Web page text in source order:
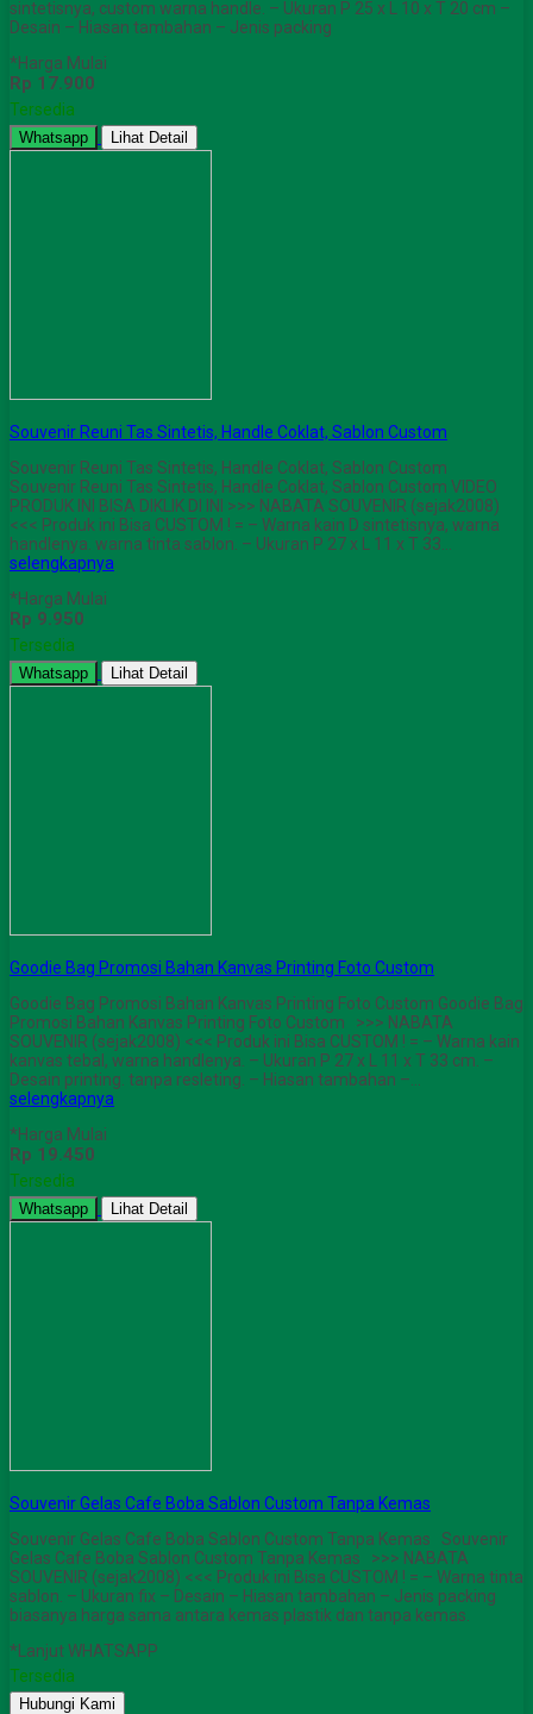
sintetisnya, custom warna handle. – Ukuran P 25 x L 10 x T 20 cm –
Desain – Hiasan tambahan – Jenis packing
*Harga Mulai
Rp 17.900
Tersedia
Whatsapp Lihat Detail
Souvenir Reuni Tas Sintetis, Handle Coklat, Sablon Custom
Souvenir Reuni Tas Sintetis, Handle Coklat, Sablon Custom
Souvenir Reuni Tas Sintetis, Handle Coklat, Sablon Custom VIDEO
PRODUK INI BISA DIKLIK DI INI >>> NABATA SOUVENIR (sejak2008)
<<< Produk ini Bisa CUSTOM ! = – Warna kain D sintetisnya, warna
handlenya. warna tinta sablon. – Ukuran P 27 x L 11 x T 33…
selengkapnya
*Harga Mulai
Rp 9.950
Tersedia
Whatsapp Lihat Detail
Goodie Bag Promosi Bahan Kanvas Printing Foto Custom
Goodie Bag Promosi Bahan Kanvas Printing Foto Custom Goodie Bag
Promosi Bahan Kanvas Printing Foto Custom >>> NABATA
SOUVENIR (sejak2008) <<< Produk ini Bisa CUSTOM ! = – Warna kain
kanvas tebal, warna handlenya. – Ukuran P 27 x L 11 x T 33 cm. –
Desain printing. tanpa resleting. – Hiasan tambahan –…
selengkapnya
*Harga Mulai
Rp 19.450
Tersedia
Whatsapp Lihat Detail
Souvenir Gelas Cafe Boba Sablon Custom Tanpa Kemas
Souvenir Gelas Cafe Boba Sablon Custom Tanpa Kemas Souvenir
Gelas Cafe Boba Sablon Custom Tanpa Kemas >>> NABATA
SOUVENIR (sejak2008) <<< Produk ini Bisa CUSTOM ! = – Warna tinta
sablon. – Ukuran fix – Desain – Hiasan tambahan – Jenis packing
biasanya harga sama antara kemas plastik dan tanpa kemas.
*Lanjut WHATSAPP
Tersedia
Hubungi Kami